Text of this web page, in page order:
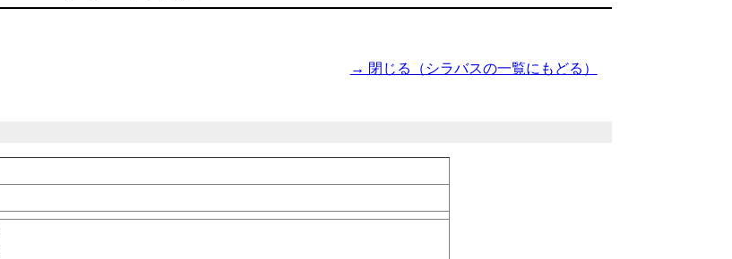
→ 閉じる（シラバスの一覧にもどる）